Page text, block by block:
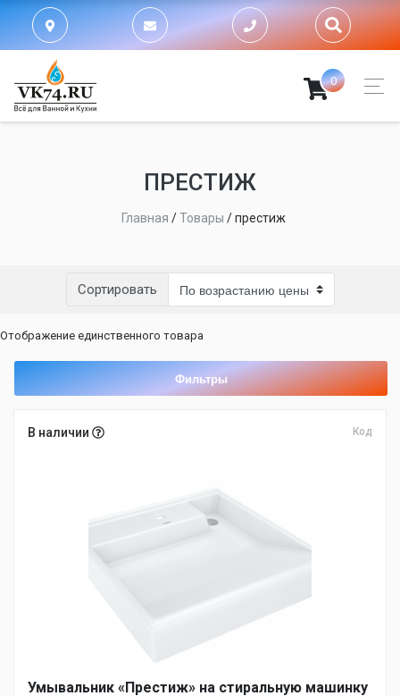
0
ПРЕСТИЖ
Главная /Товары /престиж
Сортировать
Отображение единственного товара
Фильтры
В наличии Код
Умывальник «Престиж» на стиральную машинку